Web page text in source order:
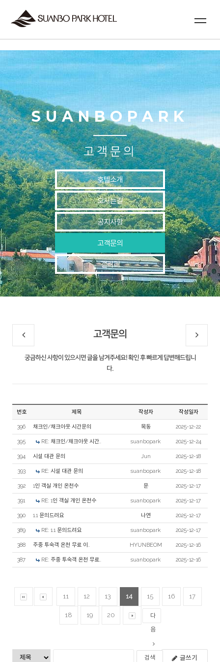
SUANBOPARK
고객문의
호텔소개
오시는길
공지사항
고객문의
갤러리
고객문의
궁금하신 사항이 있으시면 글을 남겨주세요! 확인 후 빠르게 답변해드립니
다.
번호 제목 작성자 작성일자
396 채크인/채크아웃 시간문의 목동 2025-12-22
395 RE: 채크인/채크아웃 시간.. suanbopark 2025-12-24
394 시설 대관 문의 Jun 2025-12-18
393 RE: 시설 대관 문의 suanbopark 2025-12-18
392 1인 객실 개인 온천수 문 2025-12-17
391 RE: 1인 객실 개인 온천수 suanbopark 2025-12-17
390 1.1 문의드려요 나연 2025-12-17
389 RE: 1.1 문의드려요 suanbopark 2025-12-17
388 주중 투숙객 온천 무료 이.. HYUNBEOM 2025-12-16
387 RE: 주중 투숙객 온천 무료.. suanbopark 2025-12-16
11 12 13 14 15 16 17
18 19 20
다
음
글쓰기